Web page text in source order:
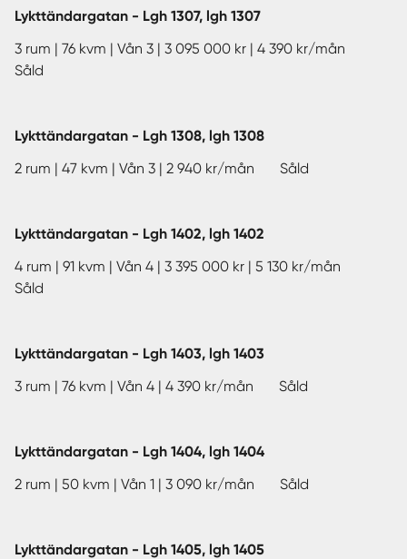
Lykttändargatan - Lgh 1307, lgh 1307
3 rum | 76 kvm | Vån 3 | 3 095 000 kr | 4 390 kr/mån
Såld
Lykttändargatan - Lgh 1308, lgh 1308
2 rum | 47 kvm | Vån 3 | 2 940 kr/mån Såld
Lykttändargatan - Lgh 1402, lgh 1402
4 rum | 91 kvm | Vån 4 | 3 395 000 kr | 5 130 kr/mån
Såld
Lykttändargatan - Lgh 1403, lgh 1403
3 rum | 76 kvm | Vån 4 | 4 390 kr/mån Såld
Lykttändargatan - Lgh 1404, lgh 1404
2 rum | 50 kvm | Vån 1 | 3 090 kr/mån Såld
Lykttändargatan - Lgh 1405, lgh 1405